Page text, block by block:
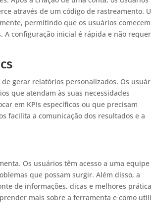
através de um código de rastreamento.
permitindo que os usuários
A configuração inicial é rápida e não requer
gerar relatórios personalizados. Os
que atendam às suas necessidades
em KPIs específicos ou que precisam
facilita a comunicação dos resultados e a
Os usuários têm acesso a uma
que possam surgir. Além disso, a
de informações, dicas e melhores
mais sobre a ferramenta e como